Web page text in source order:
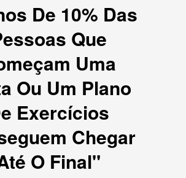
De 10% Das
Que
Uma
Ou Um Plano
Exercícios
Chegar
O Final"